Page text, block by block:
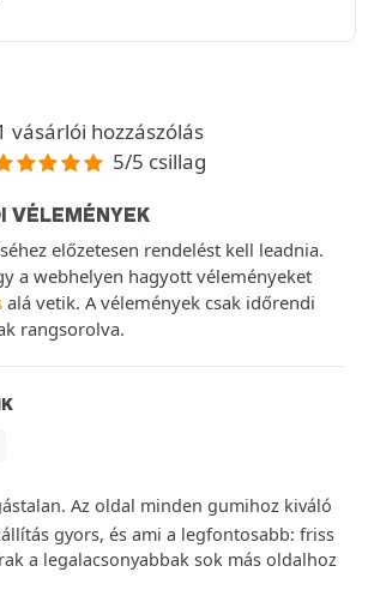
vásárlói hozzászólás
5/5 csillag
VÉLEMÉNYEK
előzetesen rendelést kell leadnia.
a webhelyen hagyott véleményeket
alá vetik. A vélemények csak időrendi
rangsorolva.
Az oldal minden gumihoz kiváló
gyors, és ami a legfontosabb: friss
a legalacsonyabbak sok más oldalhoz